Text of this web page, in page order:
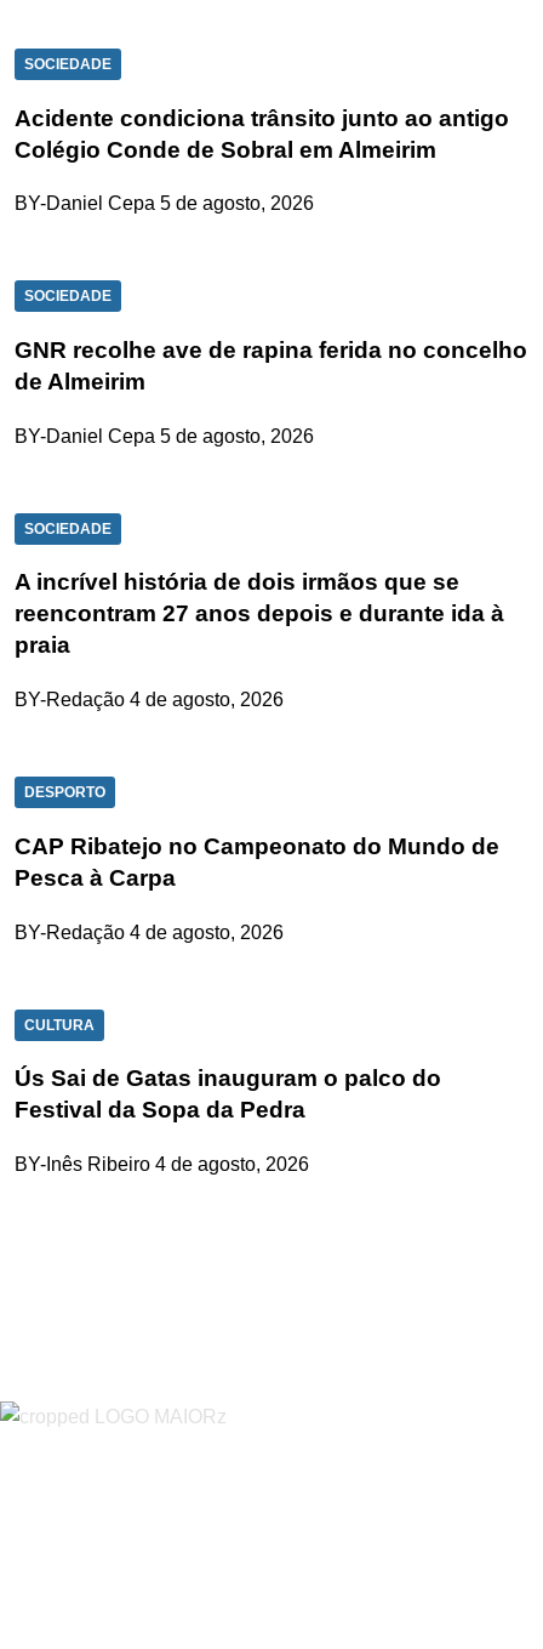
SOCIEDADE
Acidente condiciona trânsito junto ao antigo
Colégio Conde de Sobral em Almeirim
BY-Daniel Cepa 5 de agosto, 2026
SOCIEDADE
GNR recolhe ave de rapina ferida no concelho
de Almeirim
BY-Daniel Cepa 5 de agosto, 2026
SOCIEDADE
A incrível história de dois irmãos que se
reencontram 27 anos depois e durante ida à
praia
BY-Redação 4 de agosto, 2026
DESPORTO
CAP Ribatejo no Campeonato do Mundo de
Pesca à Carpa
BY-Redação 4 de agosto, 2026
CULTURA
Ús Sai de Gatas inauguram o palco do
Festival da Sopa da Pedra
BY-Inês Ribeiro 4 de agosto, 2026